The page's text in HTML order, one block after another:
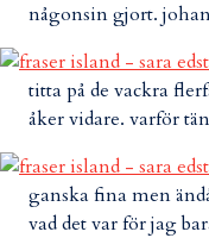
någonsin gjort.
titta på de vackra
åker vidare. varför
ganska fina men
vad det var för jag